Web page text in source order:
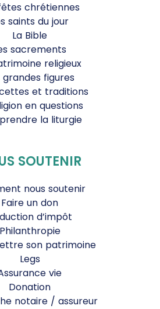
chrétiennes
saints du jour
La Bible
sacrements
religieux
grandes figures
et traditions
en questions
la liturgie
SOUTENIR
nous soutenir
Faire un don
d’impôt
Philanthropie
son patrimoine
Legs
vie
Donation
notaire / assureur